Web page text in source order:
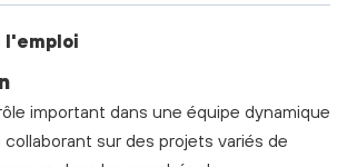
l'emploi
important dans une équipe dynamique
sur des projets variés de